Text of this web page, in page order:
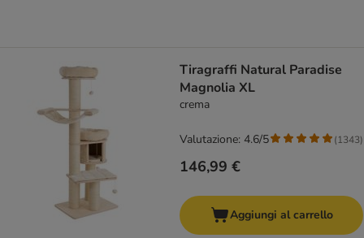
Tiragraffi Natural Paradise
Magnolia XL
crema
146,99 €
Valutazione: 4.6/5 (1343)
Aggiungi al carrello